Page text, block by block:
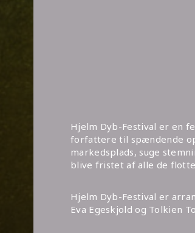
Hjelm Dyb-Festival er en
forfattere til spændende
markedsplads, suge
blive fristet af alle de
Hjelm Dyb-Festival er
Eva Egeskjold og Tolkien